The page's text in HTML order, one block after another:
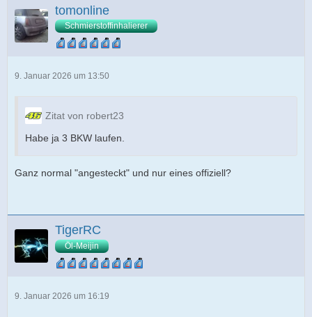
tomonline
Schmierstoffinhalierer
9. Januar 2026 um 13:50
Zitat von robert23
Habe ja 3 BKW laufen.
Ganz normal "angesteckt" und nur eines offiziell?
TigerRC
Öl-Meijin
9. Januar 2026 um 16:19